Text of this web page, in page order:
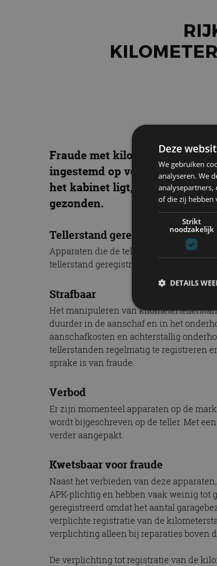
Fraude met
ingestemd op voorstel van
het kabinet ligt, gaan de
gezonden.
Tellerstand geregistreerd
Apparaten die de teller van een
tellerstand geregistreerd.
Strafbaar
Het manipuleren van
duurder in de aanschaf en in het
aanschafkosten en achterstallig
tellerstanden regelmatig te registreren
sprake is van fraude.
Verbod
Er zijn momenteel apparaten op de
wordt bijgeschreven op de teller. Met
verder aangepakt.
Kwetsbaar voor fraude
Naast het verbieden van deze
APK-plichtig en hebben vaak weinig tot
geregistreerd omdat het aantal
verplichte registratie van de
verplichting alleen bij reparaties boven
De verplichting tot registratie van de
Deze
We gebruiken
analyseren. We
of die zij hebben
Strikt
noodzakelijk
DETAILS
Strikt noodzakelijke
accountbeheer. De
Naam
_ga
Naam
Domein
_fbp
Meta
.autorai.nl
Naam
omx_consent